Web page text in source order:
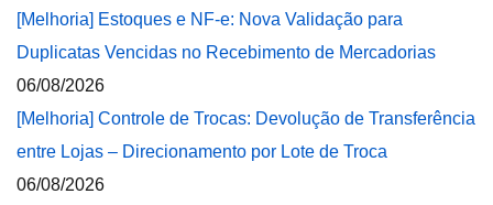
[Melhoria] Estoques e NF-e: Nova Validação para
Duplicatas Vencidas no Recebimento de Mercadorias
06/08/2026
[Melhoria] Controle de Trocas: Devolução de Transferência
entre Lojas – Direcionamento por Lote de Troca
06/08/2026